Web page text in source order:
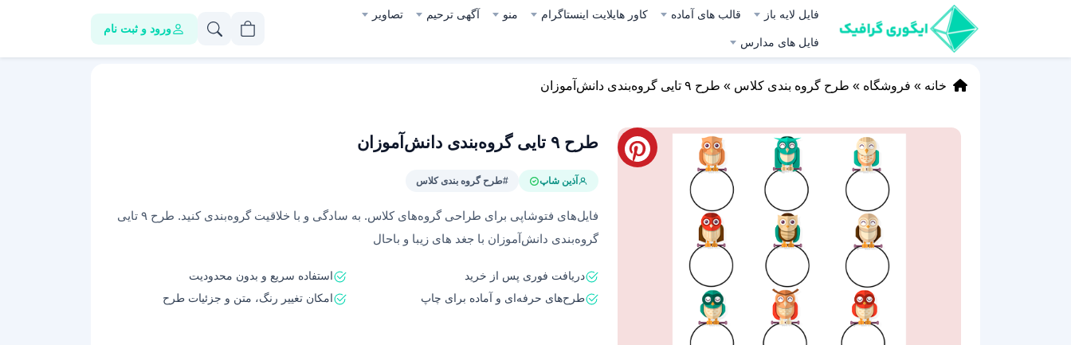
فایل لایه باز قالب های آماده کاور هایلایت اینستاگرام منو آگهی ترحیم تصاویر
فایل های مدارس
ورود و ثبت نام
خانه » فروشگاه » طرح گروه بندی کلاس » طرح ۹ تایی گروه‌بندی دانش‌آموزان
طرح ۹ تایی گروه‌بندی دانش‌آموزان
آذین شاپ #طرح گروه بندی کلاس
فایل‌های فتوشاپی برای طراحی گروه‌های کلاس. به سادگی و با خلاقیت گروه‌بندی کنید. طرح ۹ تایی
گروه‌بندی دانش‌آموزان با جغد های زیبا و باحال
دریافت فوری پس از خرید
استفاده سریع و بدون محدودیت
طرح‌های حرفه‌ای و آماده برای چاپ
امکان تغییر رنگ، متن و جزئیات طرح